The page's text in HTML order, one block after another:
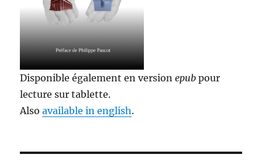
Disponible également en versionepub pour
lecture sur tablette.
Alsoavailable in english.